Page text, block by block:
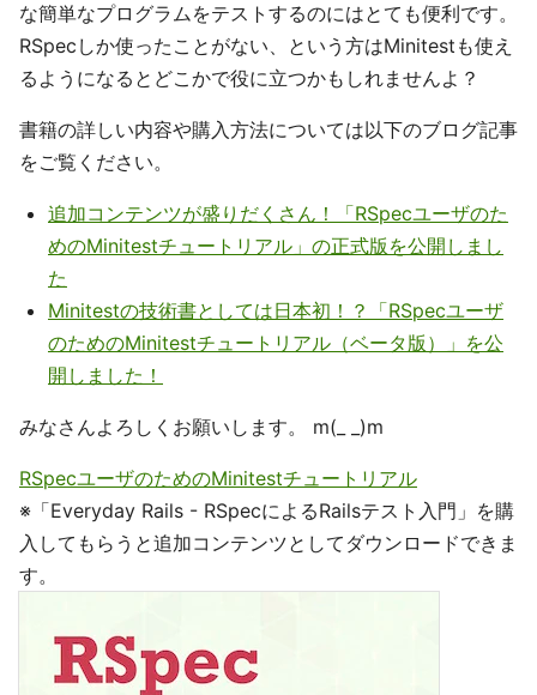
な簡単なプログラムをテストするのにはとても便利です。
RSpecしか使ったことがない、という方はMinitestも使え
るようになるとどこかで役に立つかもしれませんよ？
書籍の詳しい内容や購入方法については以下のブログ記事
をご覧ください。
追加コンテンツが盛りだくさん！「RSpecユーザのた
めのMinitestチュートリアル」の正式版を公開しまし
た
Minitestの技術書としては日本初！？「RSpecユーザ
のためのMinitestチュートリアル（ベータ版）」を公
開しました！
みなさんよろしくお願いします。 m(_ _)m
RSpecユーザのためのMinitestチュートリアル
※「Everyday Rails - RSpecによるRailsテスト入門」を購
入してもらうと追加コンテンツとしてダウンロードできま
す。